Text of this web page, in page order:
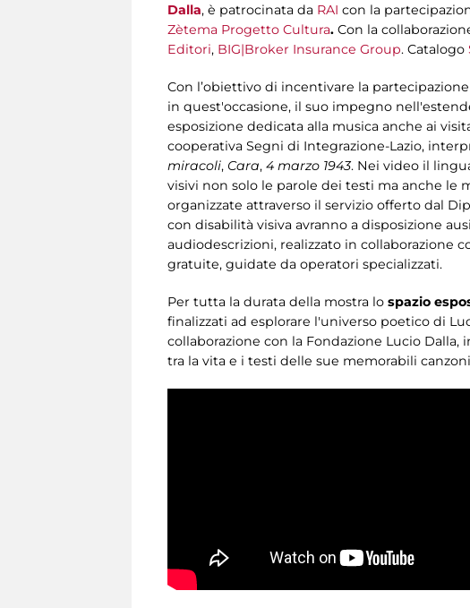
Dalla, è patrocinata da RAI con la
Zètema Progetto Cultura. Con la
Editori, BIG|Broker Insurance Group. Catalogo
Con l’obiettivo di incentivare la
in quest'occasione, il suo impegno
esposizione dedicata alla musica anche ai
cooperativa Segni di Integrazione-Lazio,
miracoli, Cara, 4 marzo 1943. Nei video il
visivi non solo le parole dei testi ma anche
organizzate attraverso il servizio offerto dal
con disabilità visiva avranno a disposizione
audiodescrizioni, realizzato in collaborazione
gratuite, guidate da operatori specializzati.
Per tutta la durata della mostra lo spazio
finalizzati ad esplorare l'universo poetico di
collaborazione con la Fondazione Lucio
tra la vita e i testi delle sue memorabili